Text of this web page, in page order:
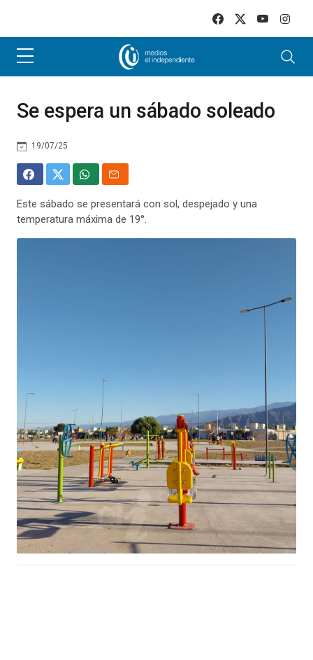
Se espera un sábado soleado
19/07/25
Este sábado se presentará con sol, despejado y una
temperatura máxima de 19°.